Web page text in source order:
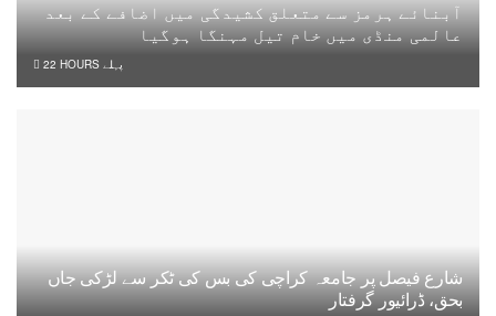
آبنائے ہرمز سے متعلق کشیدگی میں اضافے کے بعد
عالمی منڈی میں خام تیل مہنگا ہوگیا
22 HOURS پہلے
شارع فیصل پر جامعہ کراچی کی بس کی ٹکر سے لڑکی جاں
بحق، ڈرائیور گرفتار